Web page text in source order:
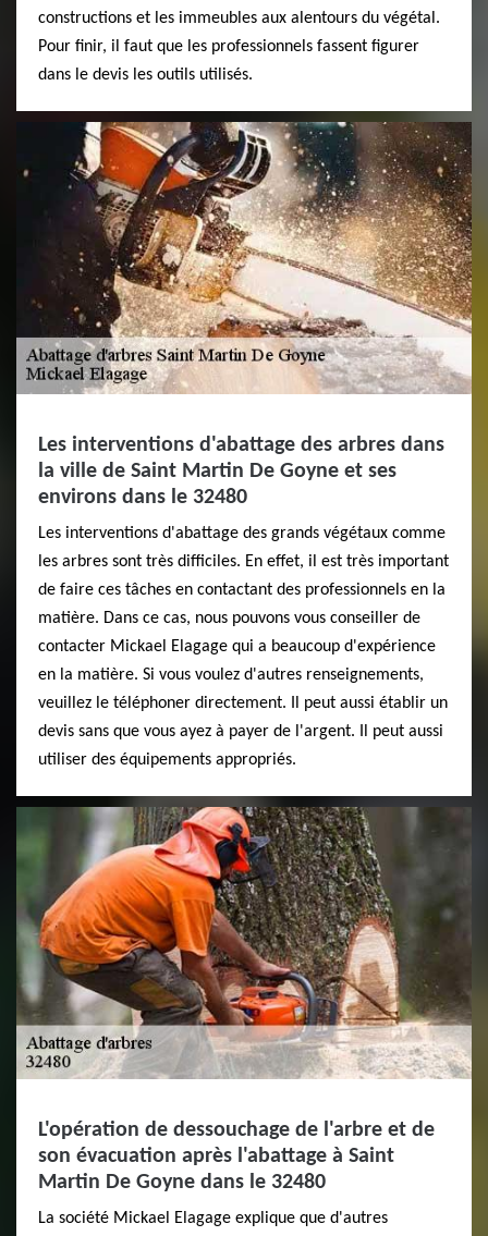
constructions et les immeubles aux alentours du végétal.
Pour finir, il faut que les professionnels fassent figurer
dans le devis les outils utilisés.
Les interventions d'abattage des arbres dans
la ville de Saint Martin De Goyne et ses
environs dans le 32480
Les interventions d'abattage des grands végétaux comme
les arbres sont très difficiles. En effet, il est très important
de faire ces tâches en contactant des professionnels en la
matière. Dans ce cas, nous pouvons vous conseiller de
contacter Mickael Elagage qui a beaucoup d'expérience
en la matière. Si vous voulez d'autres renseignements,
veuillez le téléphoner directement. Il peut aussi établir un
devis sans que vous ayez à payer de l'argent. Il peut aussi
utiliser des équipements appropriés.
L'opération de dessouchage de l'arbre et de
son évacuation après l'abattage à Saint
Martin De Goyne dans le 32480
La société Mickael Elagage explique que d'autres